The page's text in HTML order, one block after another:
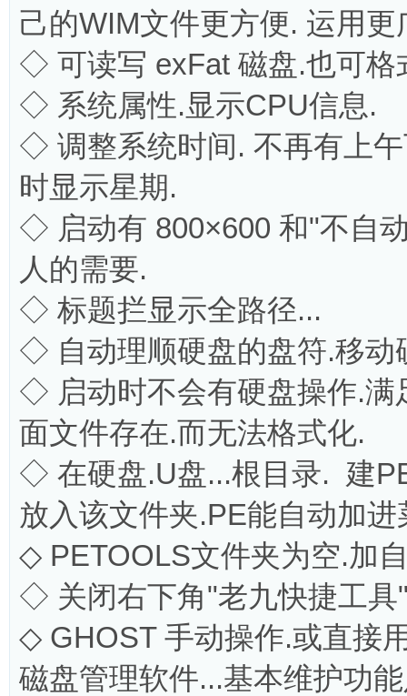
己的WIM文件更方便. 运用更
◇ 可读写 exFat 磁盘.也可格
◇ 系统属性.显示CPU信息.
◇ 调整系统时间. 不再有上
时显示星期.
◇ 启动有 800×600 和"不自
人的需要.
◇ 标题拦显示全路径...
◇ 自动理顺硬盘的盘符.移动
◇ 启动时不会有硬盘操作.满
面文件存在.而无法格式化.
◇ 在硬盘.U盘...根目录. 建
放入该文件夹.PE能自动加
◇ PETOOLS文件夹为空.加
◇ 关闭右下角"老九快捷工具
◇ GHOST 手动操作.或直接
磁盘管理软件...基本维护功